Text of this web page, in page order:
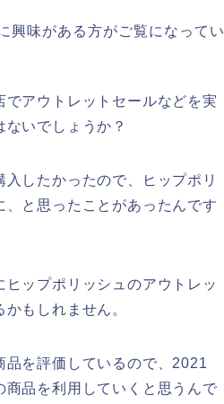
興味がある方がご覧になってい
アウトレットセールなどを実
いでしょうか？
したかったので、ヒップポリ
と思ったことがあったんです
ップポリッシュのアウトレッ
もしれません。
品を評価しているので、2021
品を利用していくと思うんで